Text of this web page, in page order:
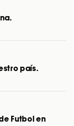
país.
Futbol en